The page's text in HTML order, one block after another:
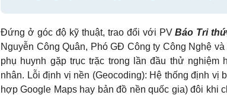
​Đứng ở góc độ kỹ thuật, trao đổi với PVBáo Tri
Nguyễn Công Quân, Phó GĐ Công ty Công Nghệ
phụ huynh gặp trục trặc trong lần đầu thử nghiệm
nhân. Lỗi định vị nền (Geocoding): Hệ thống định vị
hợp Google Maps hay bản đồ nền quốc gia) đôi khi